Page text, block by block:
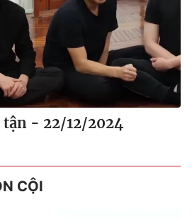
tận - 22/12/2024
CỘI